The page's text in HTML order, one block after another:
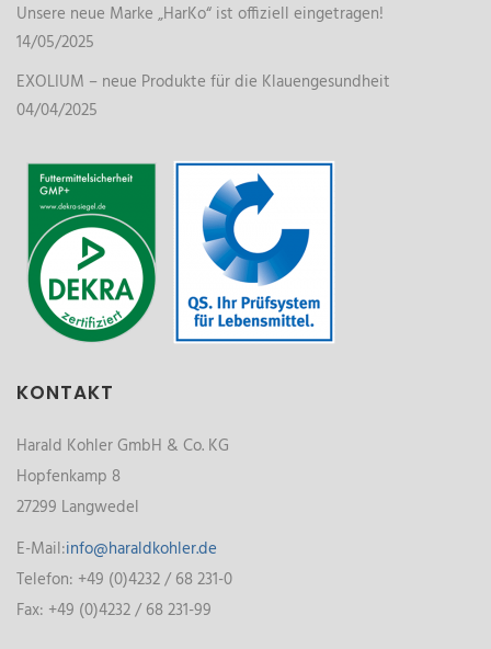
Unsere neue Marke „HarKo“ ist offiziell eingetragen!
14/05/2025
EXOLIUM – neue Produkte für die Klauengesundheit
04/04/2025
KONTAKT
Harald Kohler GmbH & Co. KG
Hopfenkamp 8
27299 Langwedel
E-Mail:info@haraldkohler.de
Telefon: +49 (0)4232 / 68 231-0
Fax: +49 (0)4232 / 68 231-99